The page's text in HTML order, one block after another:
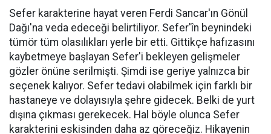
Sefer karakterine hayat veren Ferdi Sancar'ın Gönül
Dağı'na veda edeceği belirtiliyor. Sefer'în beynindeki
tümör tüm olasılıkları yerle bir etti. Gittikçe hafızasını
kaybetmeye başlayan Sefer'i bekleyen gelişmeler
gözler önüne serilmişti. Şimdi ise geriye yalnızca bir
seçenek kalıyor. Sefer tedavi olabilmek için farklı bir
hastaneye ve dolayısıyla şehre gidecek. Belki de yurt
dışına çıkması gerekecek. Hal böyle olunca Sefer
karakterini eskisinden daha az göreceğiz. Hikayenin